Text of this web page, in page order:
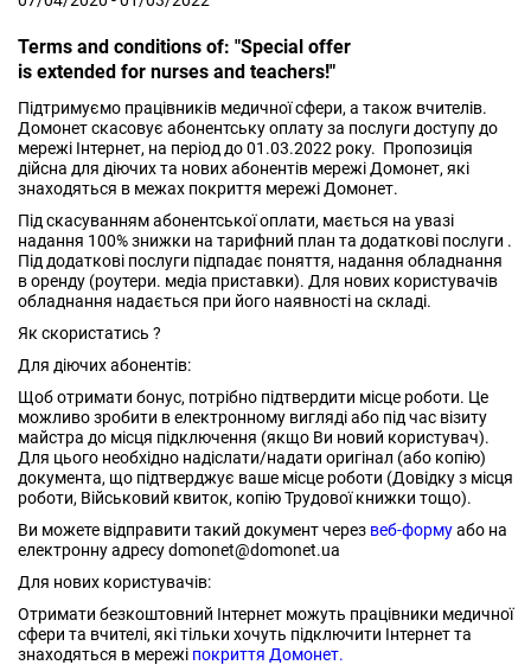
Terms and conditions of: "Special offer
is extended for nurses and teachers!"
Підтримуємо працівників медичної сфери, а також вчителів.
Домонет скасовує абонентську оплату за послуги доступу до
мережі Інтернет, на період до 01.03.2022 року. Пропозиція
дійсна для діючих та нових абонентів мережі Домонет, які
знаходяться в межах покриття мережі Домонет.
Під скасуванням абонентської оплати, мається на увазі
надання 100% знижки на тарифний план та додаткові послуги .
Під додаткові послуги підпадає поняття, надання обладнання
в оренду (роутери. медіа приставки). Для нових користувачів
обладнання надається при його наявності на складі.
Як скористатись ?
Для діючих абонентів:
Щоб отримати бонус, потрібно підтвердити місце роботи. Це
можливо зробити в електронному вигляді або під час візиту
майстра до місця підключення (якщо Ви новий користувач).
Для цього необхідно надіслати/надати оригінал (або копію)
документа, що підтверджує ваше місце роботи (Довідку з місця
роботи, Військовий квиток, копію Трудової книжки тощо).
Ви можете відправити такий документ через веб-формуабо на
електронну адресу domonet@domonet.ua
Для нових користувачів:
Отримати безкоштовний Інтернет можуть працівники медичної
сфери та вчителі, які тільки хочуть підключити Інтернет та
знаходяться в мережі покриття Домонет.